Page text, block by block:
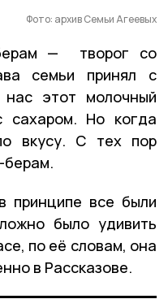
Фото: архив Семьи Агеевых
— творог со
семьи принял с
этот молочный
сахаром. Но когда
вкусу. С тех пор
берам.
принципе все были
было удивить
по её словам, она
в Рассказове.